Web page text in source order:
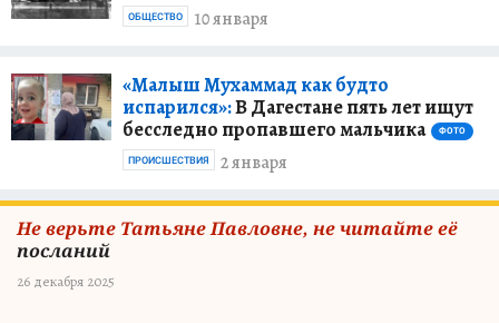
10 января
ОБЩЕСТВО
«Малыш Мухаммад как будто
испарился»:В Дагестане пять лет ищут
бесследно пропавшего мальчика
ФОТО
2 января
ПРОИСШЕСТВИЯ
Не верьте Татьяне Павловне, не читайте её
посланий
26 декабря 2025